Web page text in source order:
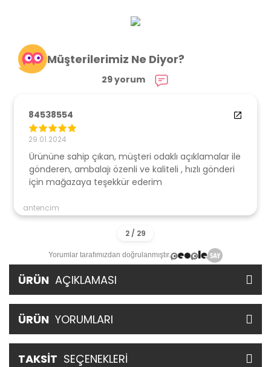
Müşterilerimiz Ne Diyor?
29 yorum
84538554
29.01.2024
Ürününe sahip çıkan, müşteri odaklı açıklamalar ile
gönderen, ambalajı özenli ve kaliteli , hızlı gönderi
için mağazaya teşekkür ederim
antencim
Yorumlar tarafımızdan doğrulanmıştır.
ÜRÜN AÇIKLAMASI
ÜRÜN YORUMLARI
TAKSİT SEÇENEKLERİ